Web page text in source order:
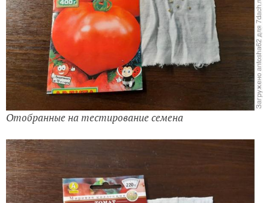
Отобранные на тестирование семена